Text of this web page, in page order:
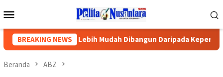
ke
Mobile
BREAKING NEWS
Ketika Gedung Lebih Mudah Dibangun Daripada Kepercayaan
Beranda ABZ